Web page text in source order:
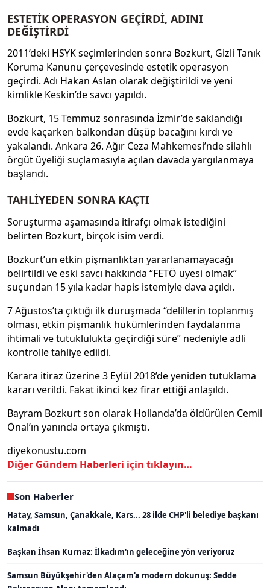
ESTETİK OPERASYON GEÇİRDİ, ADINI
DEĞİŞTİRDİ
2011’deki HSYK seçimlerinden sonra Bozkurt, Gizli Tanık
Koruma Kanunu çerçevesinde estetik operasyon
geçirdi. Adı Hakan Aslan olarak değiştirildi ve yeni
kimlikle Keskin’de savcı yapıldı.
Bozkurt, 15 Temmuz sonrasında İzmir’de saklandığı
evde kaçarken balkondan düşüp bacağını kırdı ve
yakalandı. Ankara 26. Ağır Ceza Mahkemesi’nde silahlı
örgüt üyeliği suçlamasıyla açılan davada yargılanmaya
başlandı.
TAHLİYEDEN SONRA KAÇTI
Soruşturma aşamasında itirafçı olmak istediğini
belirten Bozkurt, birçok isim verdi.
Bozkurt’un etkin pişmanlıktan yararlanamayacağı
belirtildi ve eski savcı hakkında “FETÖ üyesi olmak”
suçundan 15 yıla kadar hapis istemiyle dava açıldı.
7 Ağustos’ta çıktığı ilk duruşmada “delillerin toplanmış
olması, etkin pişmanlık hükümlerinden faydalanma
ihtimali ve tutuklulukta geçirdiği süre” nedeniyle adli
kontrolle tahliye edildi.
Karara itiraz üzerine 3 Eylül 2018’de yeniden tutuklama
kararı verildi. Fakat ikinci kez firar ettiği anlaşıldı.
Bayram Bozkurt son olarak Hollanda’da öldürülen Cemil
Önal’ın yanında ortaya çıkmıştı.
diyekonustu.com
Diğer Gündem Haberleri için tıklayın…
Son Haberler
Hatay, Samsun, Çanakkale, Kars... 28 ilde CHP'li belediye başkanı
kalmadı
Başkan İhsan Kurnaz: İlkadım'ın geleceğine yön veriyoruz
Samsun Büyükşehir'den Alaçam'a modern dokunuş: Sedde